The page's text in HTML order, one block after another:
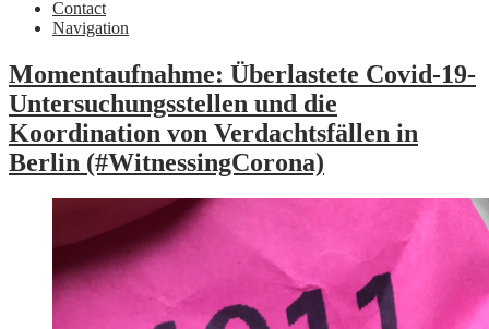
Contact
Navigation
Momentaufnahme: Überlastete Covid-19-
Untersuchungsstellen und die
Koordination von Verdachtsfällen in
Berlin (#WitnessingCorona)